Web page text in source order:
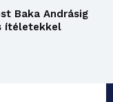
Baka Andrásig
ítéletekkel